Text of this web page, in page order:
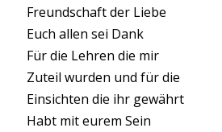
Freundschaft der Liebe
Euch allen sei Dank
Für die Lehren die mir
Zuteil wurden und für die
Einsichten die ihr gewährt
Habt mit eurem Sein